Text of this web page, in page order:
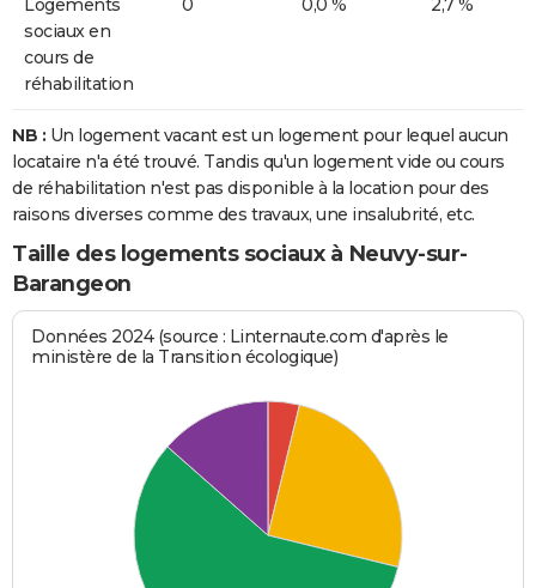
Logements
sociaux en
cours de
réhabilitation
0 0,0 % 2,7 %
NB : Un logement vacant est un logement pour lequel aucun
locataire n'a été trouvé. Tandis qu'un logement vide ou cours
de réhabilitation n'est pas disponible à la location pour des
raisons diverses comme des travaux, une insalubrité, etc.
Taille des logements sociaux à Neuvy-sur-
Barangeon
Données 2024 (source : Linternaute.com d'après le
ministère de la Transition écologique)